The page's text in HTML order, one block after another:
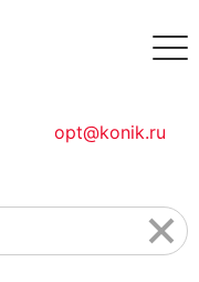
opt@konik.ru